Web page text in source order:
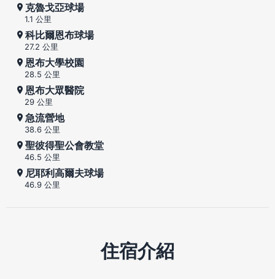
克魯戈亞球場
1.1 公里
科比爾恩布球場
27.2 公里
恩布大學校園
28.5 公里
恩布大眾醫院
29 公里
急流營地
38.6 公里
聖彼得聖公會教堂
46.5 公里
尼耶利高爾夫球場
46.9 公里
住宿介紹